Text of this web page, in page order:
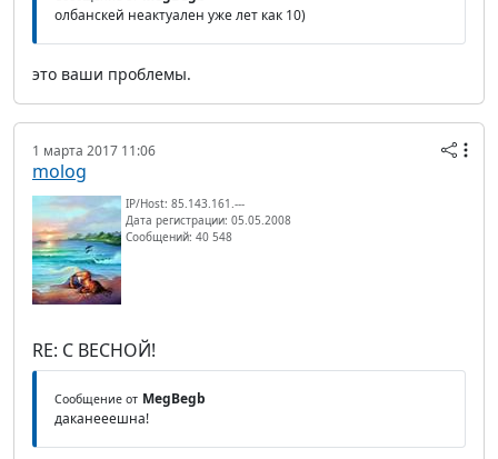
олбанскей неактуален уже лет как 10)
это ваши проблемы.
1 марта 2017 11:06
molog
IP/Host: 85.143.161.---
Дата регистрации: 05.05.2008
Сообщений: 40 548
RE: С ВЕСНОЙ!
Сообщение от MegBegb
даканееешна!